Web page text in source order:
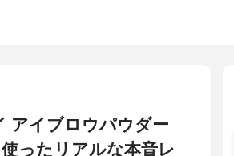
アイブロウパウダー
ったリアルな本音レ